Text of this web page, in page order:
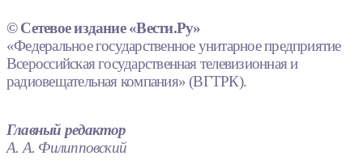
© Сетевое издание «Вести.Ру»
«Федеральное государственное унитарное предприятие
Всероссийская государственная телевизионная и
радиовещательная компания» (ВГТРК).
Главный редактор
А. А. Филипповский